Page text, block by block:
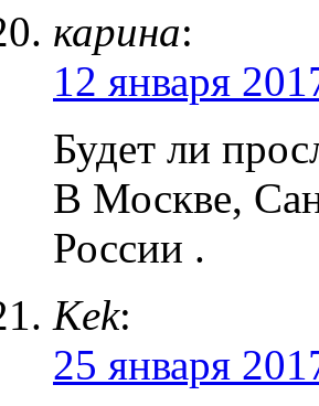
карина:
12 января
Будет ли
В Москве,
России .
Kek:
25 января